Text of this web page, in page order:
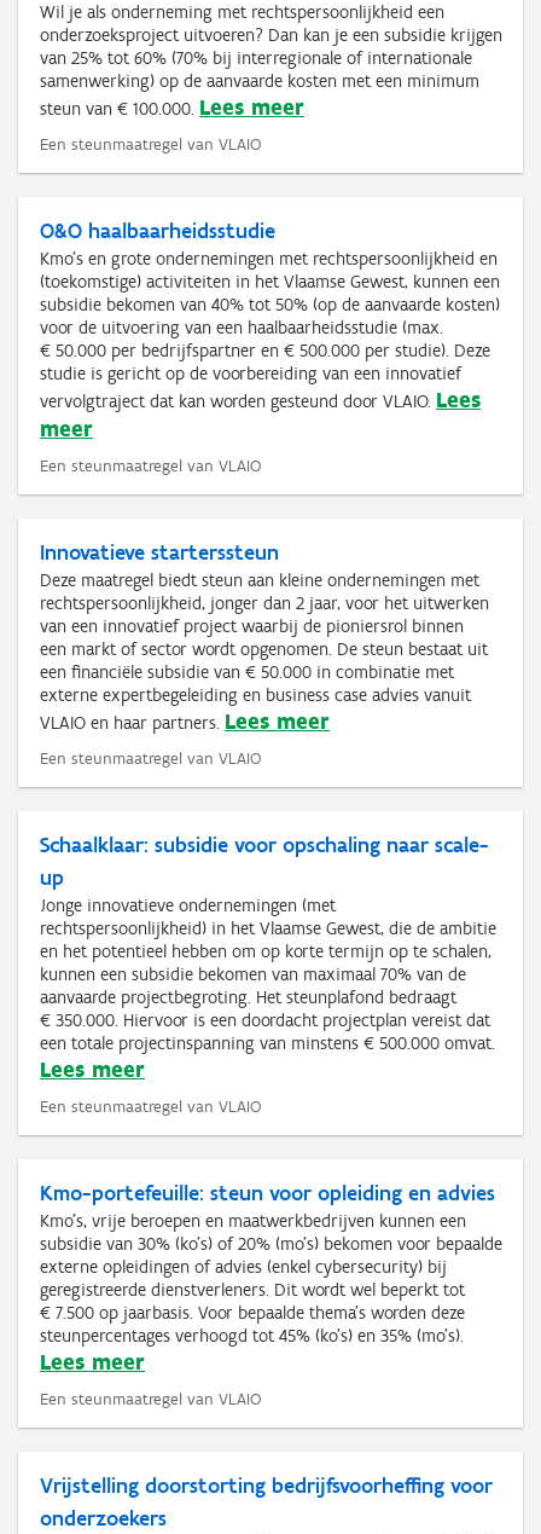
Wil je als onderneming met rechtspersoonlijkheid een
onderzoeksproject uitvoeren? Dan kan je een subsidie krijgen
van 25% tot 60% (70% bij interregionale of internationale
samenwerking) op de aanvaarde kosten met een minimum
steun van € 100.000. Lees meer
Een steunmaatregel van VLAIO
O&O haalbaarheidsstudie
Kmo's en grote ondernemingen met rechtspersoonlijkheid en
(toekomstige) activiteiten in het Vlaamse Gewest, kunnen een
subsidie bekomen van 40% tot 50% (op de aanvaarde kosten)
voor de uitvoering van een haalbaarheidsstudie (max.
€ 50.000 per bedrijfspartner en € 500.000 per studie). Deze
studie is gericht op de voorbereiding van een innovatief
vervolgtraject dat kan worden gesteund door VLAIO. Lees
meer
Een steunmaatregel van VLAIO
Innovatieve starterssteun
Deze maatregel biedt steun aan kleine ondernemingen met
rechtspersoonlijkheid, jonger dan 2 jaar, voor het uitwerken
van een innovatief project waarbij de pioniersrol binnen
een markt of sector wordt opgenomen. De steun bestaat uit
een financiële subsidie van € 50.000 in combinatie met
externe expertbegeleiding en business case advies vanuit
VLAIO en haar partners. Lees meer
Een steunmaatregel van VLAIO
Schaalklaar: subsidie voor opschaling naar scale-
up
Jonge innovatieve ondernemingen (met
rechtspersoonlijkheid) in het Vlaamse Gewest, die de ambitie
en het potentieel hebben om op korte termijn op te schalen,
kunnen een subsidie bekomen van maximaal 70% van de
aanvaarde projectbegroting. Het steunplafond bedraagt
€ 350.000. Hiervoor is een doordacht projectplan vereist dat
een totale projectinspanning van minstens € 500.000 omvat.
Lees meer
Een steunmaatregel van VLAIO
Kmo-portefeuille: steun voor opleiding en advies
Kmo's, vrije beroepen en maatwerkbedrijven kunnen een
subsidie van 30% (ko's) of 20% (mo's) bekomen voor bepaalde
externe opleidingen of advies (enkel cybersecurity) bij
geregistreerde dienstverleners. Dit wordt wel beperkt tot
€ 7.500 op jaarbasis. Voor bepaalde thema’s worden deze
steunpercentages verhoogd tot 45% (ko's) en 35% (mo's).
Lees meer
Een steunmaatregel van VLAIO
Vrijstelling doorstorting bedrijfsvoorheffing voor
onderzoekers